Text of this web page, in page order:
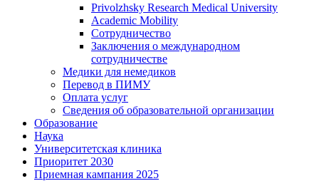
Privolzhsky Research Medical University
Academic Mobility
Сотрудничество
Заключения о международном
сотрудничестве
Медики для немедиков
Перевод в ПИМУ
Оплата услуг
Сведения об образовательной организации
Образование
Наука
Университетская клиника
Приоритет 2030
Приемная кампания 2025